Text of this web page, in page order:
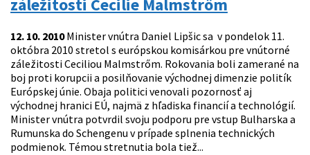
záležitosti Cecilie Malmstrőm
12. 10. 2010Minister vnútra Daniel Lipšic sa v pondelok 11.
októbra 2010 stretol s európskou komisárkou pre vnútorné
záležitosti Ceciliou Malmstrőm. Rokovania boli zamerané na
boj proti korupcii a posilňovanie východnej dimenzie politík
Európskej únie. Obaja politici venovali pozornosť aj
východnej hranici EÚ, najmä z hľadiska financií a technológií.
Minister vnútra potvrdil svoju podporu pre vstup Bulharska a
Rumunska do Schengenu v prípade splnenia technických
podmienok. Témou stretnutia bola tiež...